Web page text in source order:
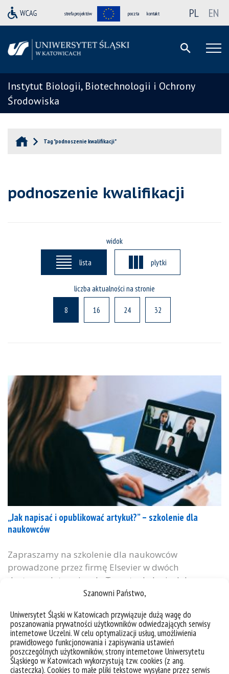
Szanowni Państwo,
Uniwersytet Śląski w Katowicach przywiązuje dużą wagę do
poszanowania prywatności użytkowników odwiedzających serwisy
internetowe Uczelni. W celu optymalizacji usług, umożliwienia
prawidłowego funkcjonowania i zapisywania ustawień
poszczególnych użytkowników, strony internetowe Uniwersytetu
Śląskiego w Katowicach wykorzystują tzw. cookies (z ang.
ciasteczka). Cookies to małe pliki tekstowe wysyłane przez serwis
strefa projektów poczta kontakt PL EN
Instytut Biologii, Biotechnologii i Ochrony
Środowiska
Tag "podnoszenie kwalifikacji"
podnoszenie kwalifikacji
widok
lista plytki
liczba aktualności na stronie
8 16 24 32
„Jak napisać i opublikować artykuł?” – szkolenie dla
naukowców
Zapraszamy na szkolenie dla naukowców
prowadzone przez firmę Elsevier w dwóch
dostępnych terminach. Temat szkolenia: Jak
napisać i opublikować artykuł? – Szkolenie nr 3 z 5
Paulina Milewska | ELSEVIER | Customer Consultant
for CE Europe Podczas szkolenia ekspertka Elsevier
dostarczy porad i wskazówek dla autorów, które
mogą pozytywnie wpłynąć na poprawę jakości...